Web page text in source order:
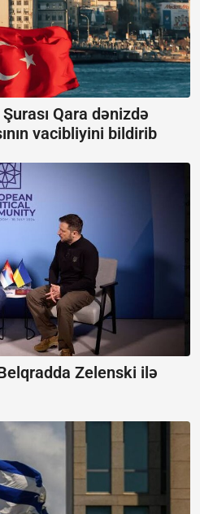
Qara dənizdə
vacibliyini bildirib
Zelenski ilə